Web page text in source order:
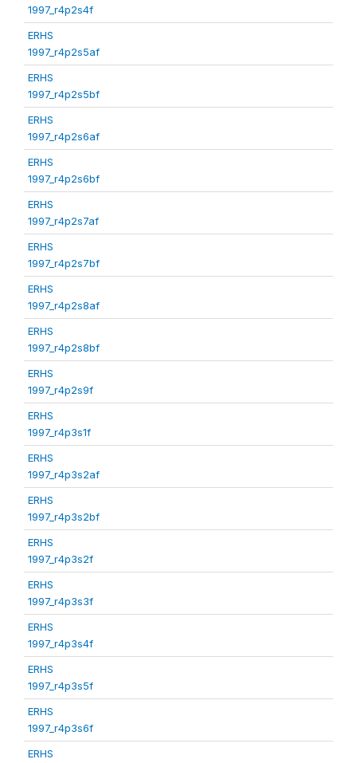
1997_r4p2s4f
ERHS
1997_r4p2s5af
ERHS
1997_r4p2s5bf
ERHS
1997_r4p2s6af
ERHS
1997_r4p2s6bf
ERHS
1997_r4p2s7af
ERHS
1997_r4p2s7bf
ERHS
1997_r4p2s8af
ERHS
1997_r4p2s8bf
ERHS
1997_r4p2s9f
ERHS
1997_r4p3s1f
ERHS
1997_r4p3s2af
ERHS
1997_r4p3s2bf
ERHS
1997_r4p3s2f
ERHS
1997_r4p3s3f
ERHS
1997_r4p3s4f
ERHS
1997_r4p3s5f
ERHS
1997_r4p3s6f
ERHS